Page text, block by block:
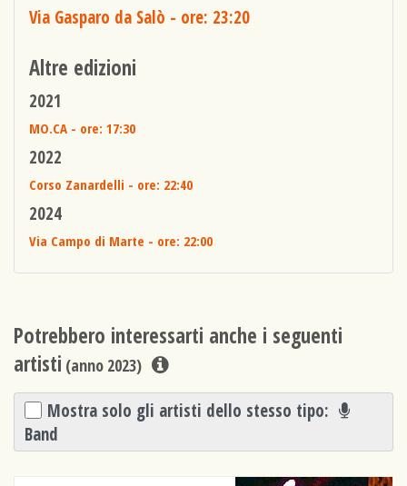
Via Gasparo da Salò - ore: 23:20
Altre edizioni
2021
MO.CA - ore: 17:30
2022
Corso Zanardelli - ore: 22:40
2024
Via Campo di Marte - ore: 22:00
Potrebbero interessarti anche i seguenti
artisti (anno 2023)
Mostra solo gli artisti dello stesso tipo:
Band